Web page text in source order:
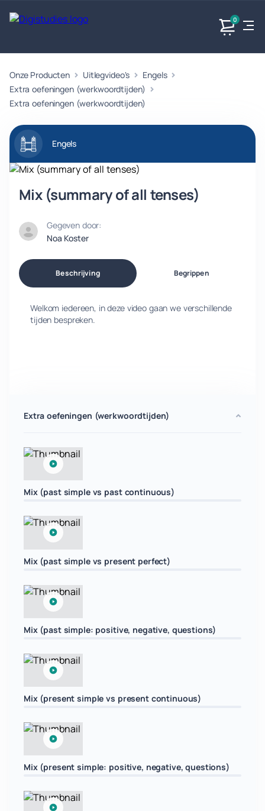
0
Exacte
vakken
Geen
vakken.
Taalvakken
Geen
vakken.
Maatschappijvakken
Geen vakken.
Onze Producten Uitlegvideo's
Engels
Extra oefeningen (werkwoordtijden)
Extra oefeningen (werkwoordtijden)
Engels
Mix (summary of all tenses)
Gegeven door:
Noa Koster
Beschrijving Begrippen
Welkom iedereen, in deze video gaan we verschillende
tijden bespreken.
Extra oefeningen (werkwoordtijden)
Mix (past simple vs past continuous)
Mix (past simple vs present perfect)
Mix (past simple: positive, negative, questions)
Mix (present simple vs present continuous)
Mix (present simple: positive, negative, questions)